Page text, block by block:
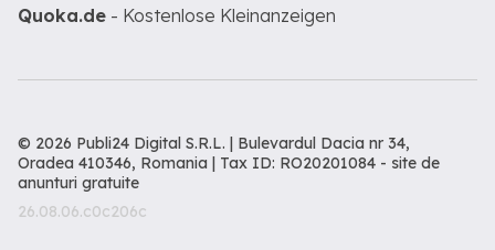
Quoka.de - Kostenlose Kleinanzeigen
© 2026 Publi24 Digital S.R.L. | Bulevardul Dacia nr 34,
Oradea 410346, Romania | Tax ID: RO20201084 - site de
anunturi gratuite
26.08.06.c0c206c